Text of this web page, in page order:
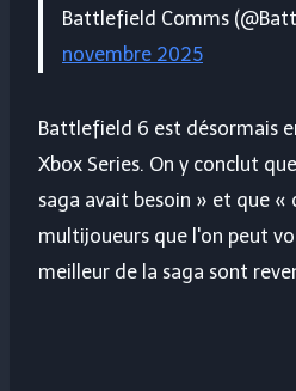
Battlefield Comms
novembre 2025
Battlefield 6 est désormais
Xbox Series. On y conclut
saga avait besoin » et que «
multijoueurs que l'on peut
meilleur de la saga sont